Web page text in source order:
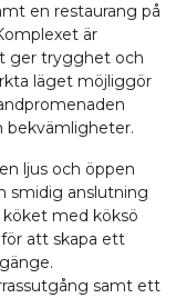
en restaurang på
är
ger trygghet och
läget möjliggör
bekvämligheter.
ljus och öppen
smidig anslutning
med köksö
att skapa ett
samt ett